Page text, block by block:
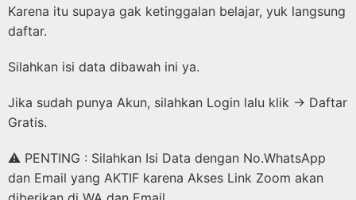
Karena itu supaya gak ketinggalan belajar, yuk langsung
daftar.
Silahkan isi data dibawah ini ya.
Jika sudah punya Akun, silahkan Login lalu klik → Daftar
Gratis.
⚠️ PENTING : Silahkan Isi Data dengan No.WhatsApp
dan Email yang AKTIF karena Akses Link Zoom akan